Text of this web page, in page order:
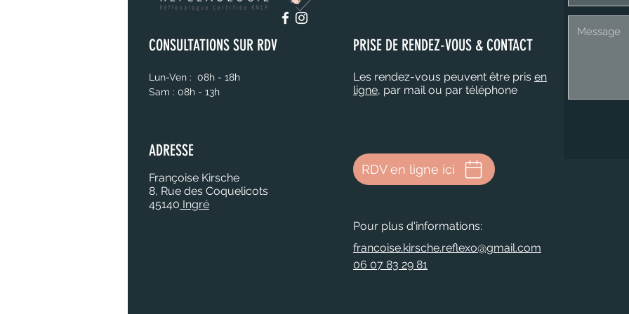
CONSULTATIONS SUR RDV
Lun-Ven : 08h - 18h
Sam : 08h - 13h
ADRESSE
Françoise Kirsche
8, Rue des Coquelicots
45140 Ingré
PRISE DE RENDEZ-VOUS & CONTACT
Les rendez-vous peuvent être pris en
ligne, par mail ou par téléphone
RDV en ligne ici
Pour plus d'informations:
francoise.kirsche.reflexo@gmail.com
06 07 83 29 81